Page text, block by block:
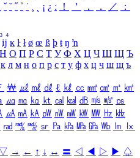
ˇ ˘ ˝ ˚ ˙ ¸ ¡ ¿ ː ！ ＇ ， ． ／
：
₃ ₄
ĳ ĸ ŀ ł ø œ ß þ ŧ ŋ ŉ
Н О П Р С Т У Ф Х Ц Ч Ш Щ Ъ
к л м н о п р с т у ф х ц ч ш щ ъ
￦ ㎕ ㎖ ㎗ ℓ ㎘ ㏄ ㎣ ㎤ ㎥ ㎦
㎍ ㎎ ㎏ ㏏ ㎈ ㎉ ㏈ ㎧ ㎨ ㎰
㎂ ㎃ ㎄ ㎺ ㎻ ㎽ ㎾ ㎿ ㎐ ㎑
㎭ ㎮ ㎯ ㏛ ㎩ ㎪ ㎫ ㎬ ㏝ ㏐
㏓
▽ → ← ↑ ↓ ↔ 〓 ◁ ◀ ▷ ▶ ♤